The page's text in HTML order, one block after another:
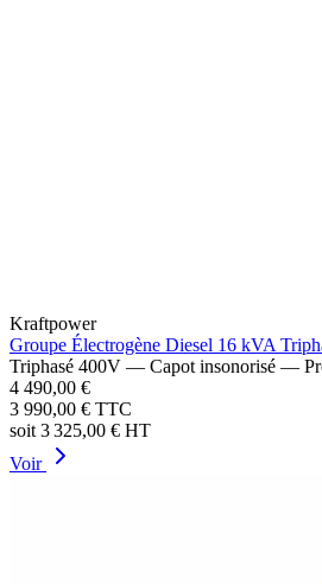
Kraftpower
Groupe Électrogène Diesel 16 kVA
Triphasé 400V — Capot insonorisé —
4 490,00 €
3 990,00 € TTC
soit 3 325,00 € HT
Voir